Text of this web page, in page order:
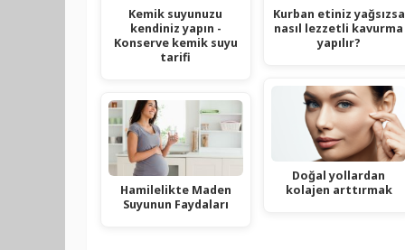
Kemik suyunuzu
kendiniz yapın -
Konserve kemik suyu
tarifi
Hamilelikte Maden
Suyunun Faydaları
Kurban etiniz yağsızsa
nasıl lezzetli kavurma
yapılır?
Doğal yollardan
kolajen arttırmak